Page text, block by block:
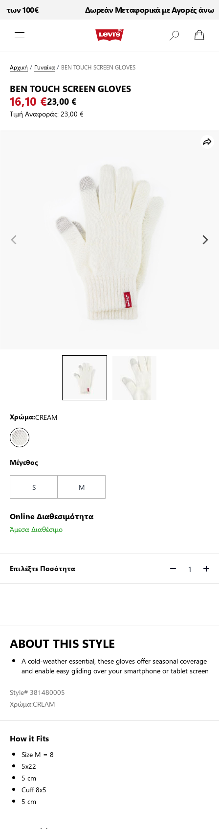
100€ Δωρεάν Μεταφορικά με Αγορές άνω
Αρχική / Γυναίκα/ BEN TOUCH SCREEN GLOVES
BEN TOUCH SCREEN GLOVES
16,10 €23,00 €
Τιμή Αναφοράς:23,00 €
Χρώμα:CREAM
Μέγεθος
S M
Online Διαθεσιμότητα
Άμεσα Διαθέσιμο
Επιλέξτε Ποσότητα Ποσότητα
ABOUT THIS STYLE
A cold-weather essential, these gloves offer seasonal coverage
and enable easy gliding over your smartphone or tablet screen
Style# 381480005
Χρώμα:CREAM
How it Fits
Size M = 8
5x22
5 cm
Cuff 8x5
5 cm